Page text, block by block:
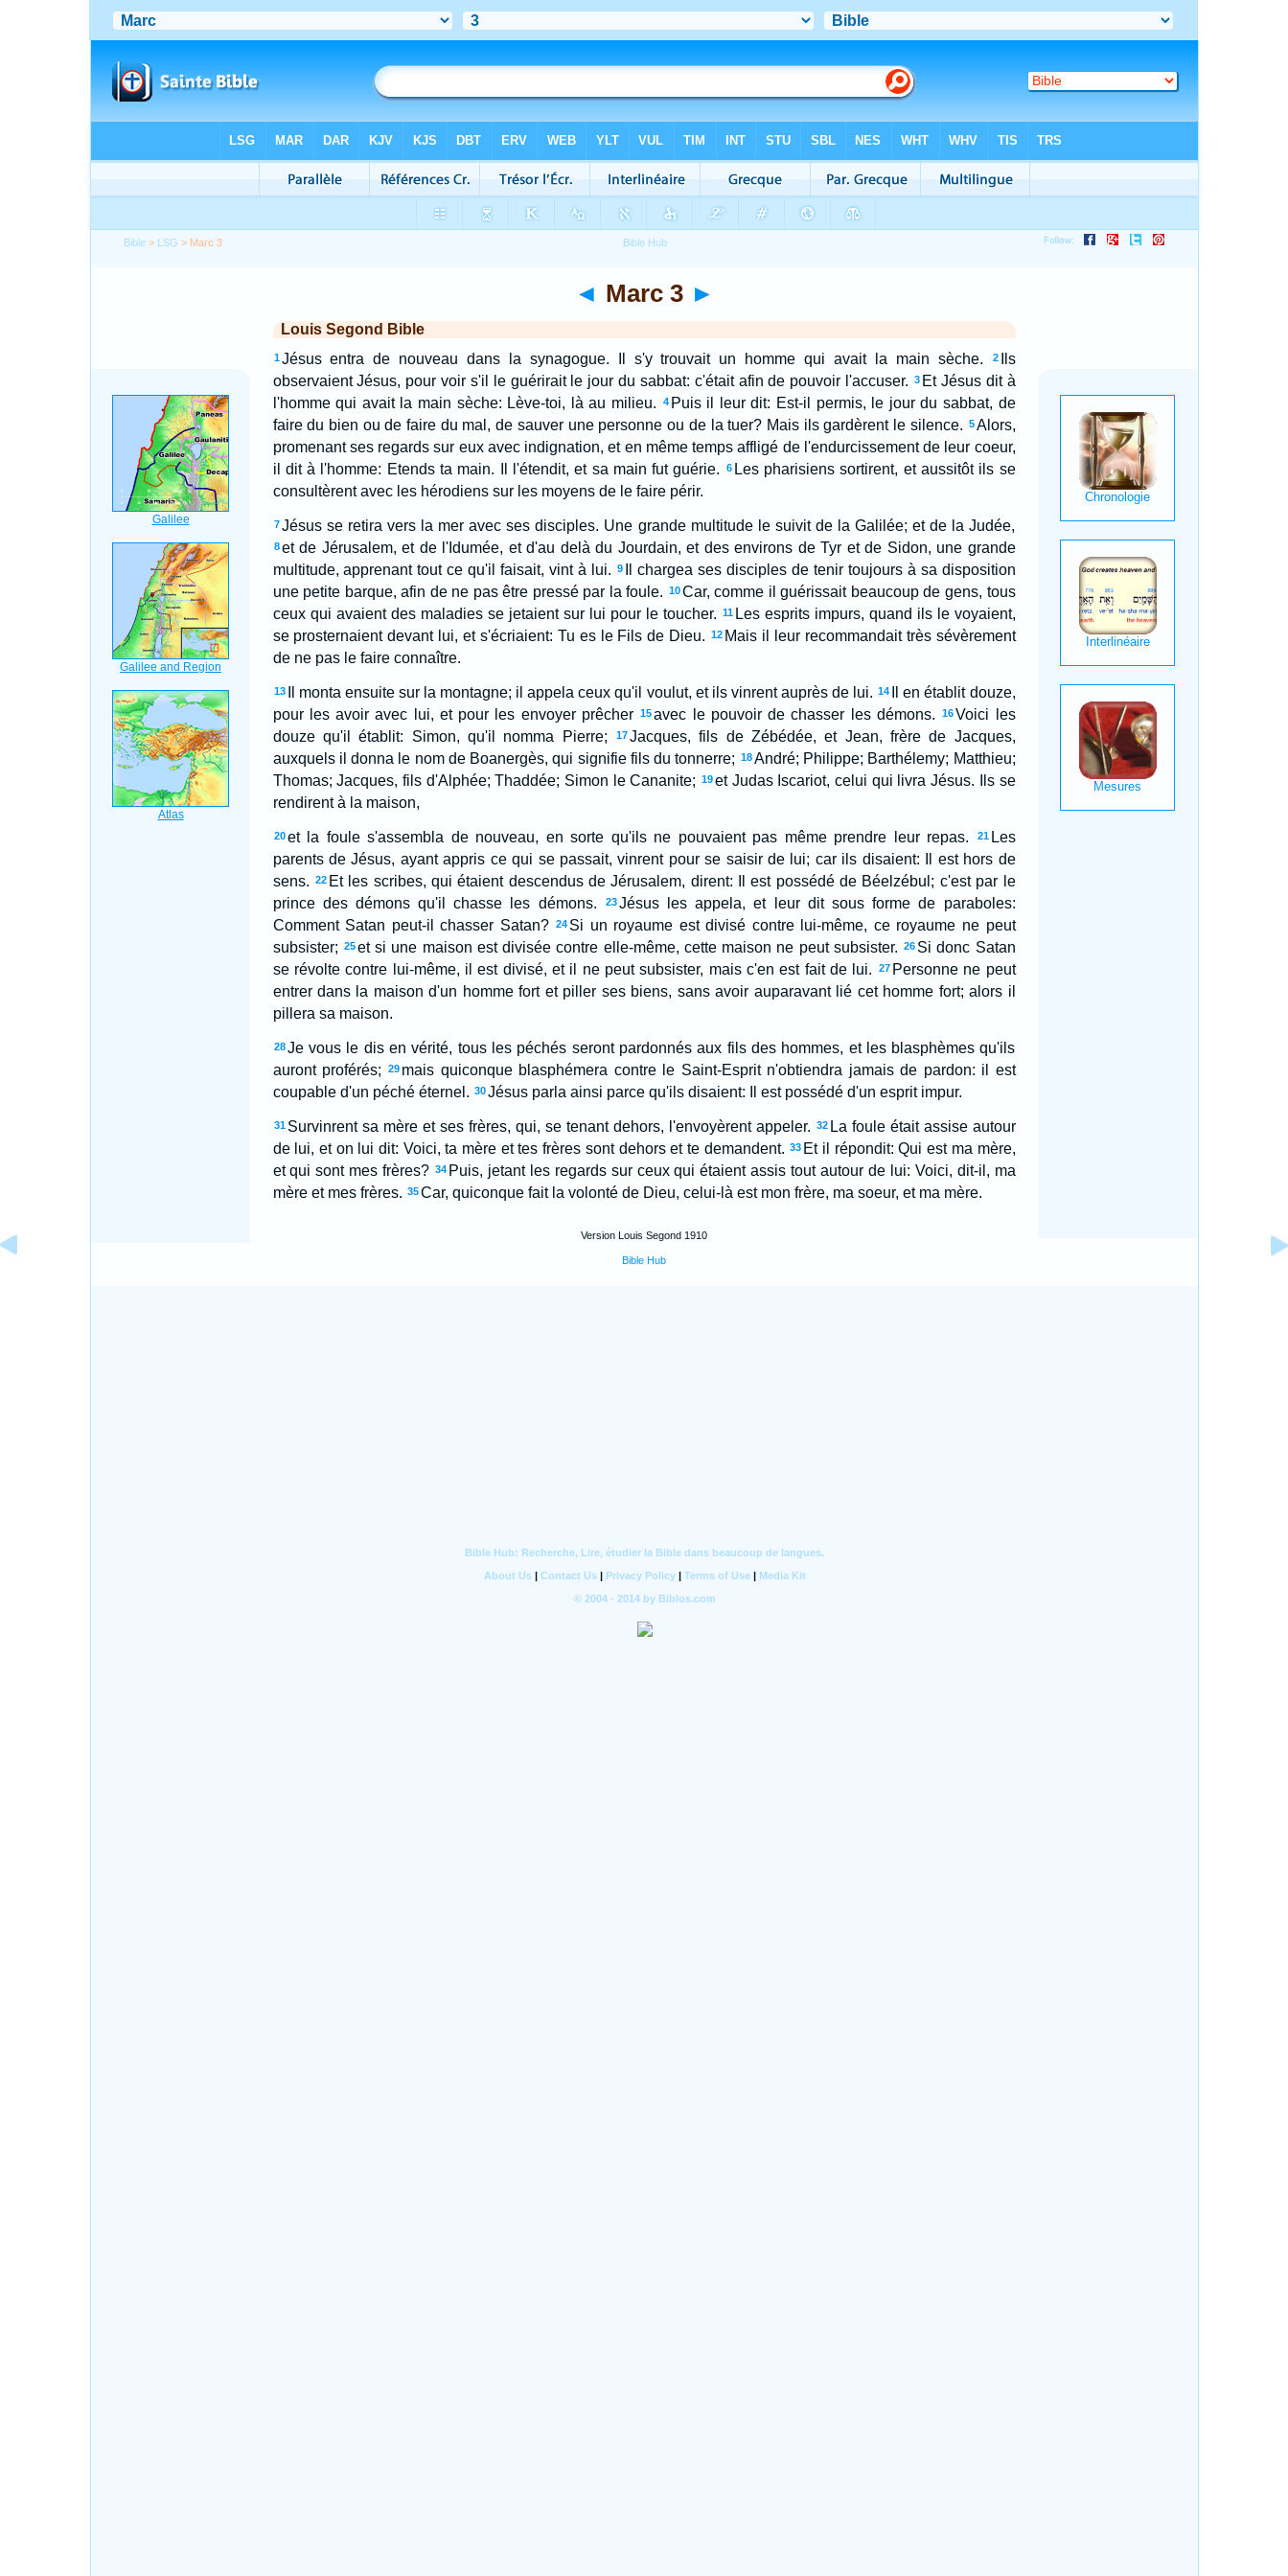
Bible > LSG > Marc 3
◄ Marc 3 ►
Louis Segond Bible
1 Jésus entra de nouveau dans la synagogue. Il s'y trouvait un homme qui avait la main sèche. 2
Ils
observaient Jésus, pour voir s'il le guérirait le jour du sabbat: c'était afin de pouvoir l'accuser. 3 Et Jésus dit à
l'homme qui avait la main sèche: Lève-toi, là au milieu.
4 Puis il leur dit: Est-il permis, le jour du sabbat, de
faire du bien ou de faire du mal, de sauver une personne ou de la tuer? Mais ils gardèrent le silence. 5 Alors,
promenant ses regards sur eux avec indignation, et en même temps affligé de l'endurcissement de leur coeur,
il dit à l'homme: Etends ta main. Il l'étendit, et sa main fut guérie.
6 Les pharisiens sortirent, et aussitôt ils se
consultèrent avec les hérodiens sur les moyens de le faire périr.
7 Jésus se retira vers la mer avec ses disciples. Une grande multitude le suivit de la Galilée; et de la Judée,
8 et de Jérusalem, et de l'Idumée, et d'au delà du Jourdain, et des environs de Tyr et de Sidon, une grande
multitude, apprenant tout ce qu'il faisait, vint à lui. 9
Il chargea ses disciples de tenir toujours à sa disposition
une petite barque, afin de ne pas être pressé par la foule. 10Car, comme il guérissait beaucoup de gens, tous
ceux qui avaient des maladies se jetaient sur lui pour le toucher. 11 Les esprits impurs, quand ils le voyaient,
se prosternaient devant lui, et s'écriaient: Tu es le Fils de Dieu. 12 Mais il leur recommandait très sévèrement
de ne pas le faire connaître.
13 Il monta ensuite sur la montagne; il appela ceux qu'il voulut, et ils vinrent auprès de lui. 14
Il en établit douze,
pour les avoir avec lui, et pour les envoyer prêcher
15avec le pouvoir de chasser les démons. 16Voici les
douze qu'il établit: Simon, qu'il nomma Pierre;
17Jacques, fils de Zébédée, et Jean, frère de Jacques,
auxquels il donna le nom de Boanergès, qui signifie fils du tonnerre; 18André; Philippe; Barthélemy; Matthieu;
Thomas; Jacques, fils d'Alphée; Thaddée; Simon le Cananite; 19et Judas Iscariot, celui qui livra Jésus. Ils se
rendirent à la maison,
20 et la foule s'assembla de nouveau, en sorte qu'ils ne pouvaient pas même prendre leur repas. 21 Les
parents de Jésus, ayant appris ce qui se passait, vinrent pour se saisir de lui; car ils disaient: Il est hors de
sens. 22 Et les scribes, qui étaient descendus de Jérusalem, dirent: Il est possédé de Béelzébul; c'est par le
prince des démons qu'il chasse les démons.
23Jésus les appela, et leur dit sous forme de paraboles:
Comment Satan peut-il chasser Satan?
24 Si un royaume est divisé contre lui-même, ce royaume ne peut
subsister; 25et si une maison est divisée contre elle-même, cette maison ne peut subsister. 26 Si donc Satan
se révolte contre lui-même, il est divisé, et il ne peut subsister, mais c'en est fait de lui.
27 Personne ne peut
entrer dans la maison d'un homme fort et piller ses biens, sans avoir auparavant lié cet homme fort; alors il
pillera sa maison.
28 Je vous le dis en vérité, tous les péchés seront pardonnés aux fils des hommes, et les blasphèmes qu'ils
auront proférés;
29 mais quiconque blasphémera contre le Saint-Esprit n'obtiendra jamais de pardon: il est
coupable d'un péché éternel. 30 Jésus parla ainsi parce qu'ils disaient: Il est possédé d'un esprit impur.
31 Survinrent sa mère et ses frères, qui, se tenant dehors, l'envoyèrent appeler. 32 La foule était assise autour
de lui, et on lui dit: Voici, ta mère et tes frères sont dehors et te demandent. 33 Et il répondit: Qui est ma mère,
et qui sont mes frères? 34 Puis, jetant les regards sur ceux qui étaient assis tout autour de lui: Voici, dit-il, ma
mère et mes frères. 35 Car, quiconque fait la volonté de Dieu, celui-là est mon frère, ma soeur, et ma mère.
Version Louis Segond 1910
Bible Hub